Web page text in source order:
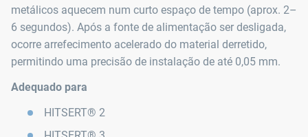
metálicos aquecem num curto espaço de tempo (aprox. 2–
6 segundos). Após a fonte de alimentação ser desligada,
ocorre arrefecimento acelerado do material derretido,
permitindo uma precisão de instalação de até 0,05 mm.
Adequado para
HITSERT® 2